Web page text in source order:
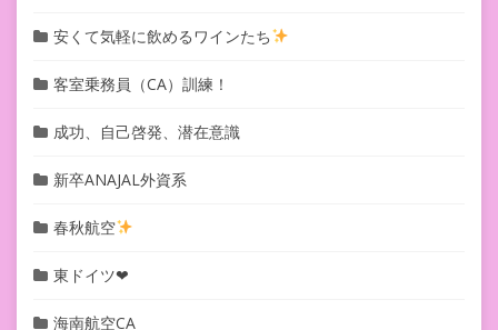
安くて気軽に飲めるワインたち
客室乗務員（CA）訓練！
成功、自己啓発、潜在意識
新卒ANAJAL外資系
春秋航空
東ドイツ❤︎
海南航空CA